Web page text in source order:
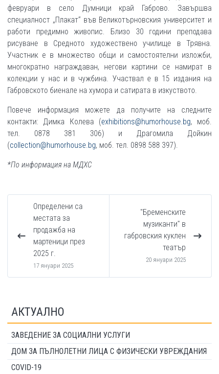
февруари в село Думници край Габрово. Завършва
специалност „Плакат“ във Великотърновския университет и
работи предимно живопис. Близо 30 години преподава
рисуване в Средното художествено училище в Трявна.
Участник е в множество общи и самостоятелни изложби,
многократно награждаван, негови картини се намират в
колекции у нас и в чужбина. Участвал е в 15 издания на
Габровското биенале на хумора и сатирата в изкуството.
Повече информация можете да получите на следните
контакти: Димка Колева (exhibitions@humorhouse.bg, моб.
тел. 0878 381 306) и Драгомила Дойкин
(collection@humorhouse.bg, моб. тел. 0898 588 397).
*По информация на МДХС
Определени са
местата за
продажба на
мартеници през
2025 г.
17 януари 2025
"Бременските
музиканти" в
габровския куклен
театър
20 януари 2025
АКТУАЛНО
ЗАВЕДЕНИЕ ЗА СОЦИАЛНИ УСЛУГИ
ДОМ ЗА ПЪЛНОЛЕТНИ ЛИЦА С ФИЗИЧЕСКИ УВРЕЖДАНИЯ
COVID-19